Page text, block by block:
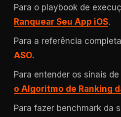
Para o playbook de
Ranquear Seu App iOS.
Para a referência
ASO.
Para entender os sinais
o Algoritmo de Ranking
Para fazer benchmark da